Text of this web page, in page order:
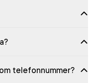
telefonnummer?